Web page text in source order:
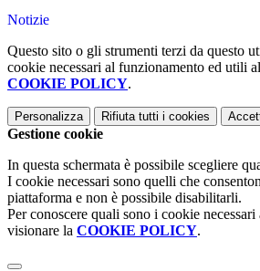
Notizie
Questo sito o gli strumenti terzi da questo
cookie necessari al funzionamento ed utili
COOKIE POLICY.
Personalizza Rifiuta tutti i cookies
Gestione cookie
In questa schermata è possibile scegliere
I cookie necessari sono quelli che
piattaforma e non è possibile disabilitarli.
Per conoscere quali sono i cookie
visionare la COOKIE POLICY.